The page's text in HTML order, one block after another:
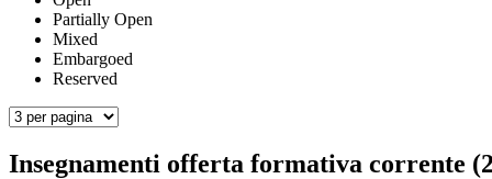
Partially Open
Mixed
Embargoed
Reserved
Insegnamenti offerta formativa corrente